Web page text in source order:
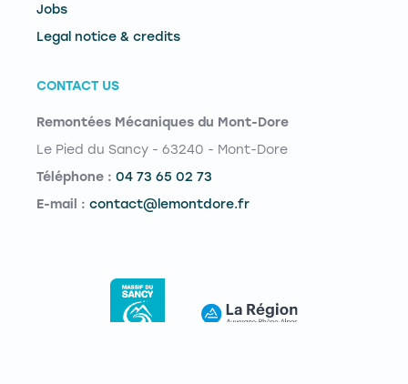
Jobs
Legal notice & credits
CONTACT US
Remontées Mécaniques du Mont-Dore
Le Pied du Sancy - 63240 - Mont-Dore
Téléphone : 04 73 65 02 73
E-mail : contact@lemontdore.fr